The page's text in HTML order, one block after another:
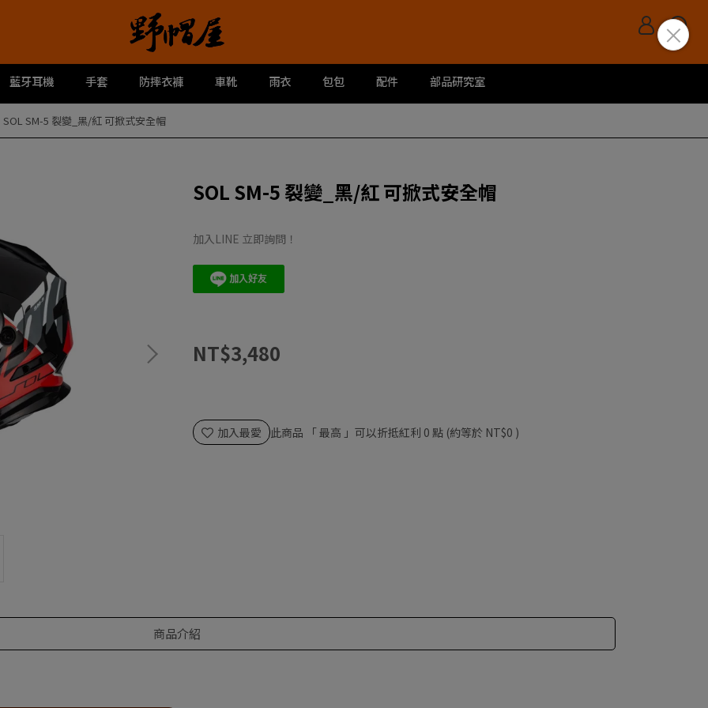
藍牙耳機 手套 防摔衣褲 車靴 雨衣 包包 配件 部品研究室
SOL SM-5 裂變_黑/紅 可掀式安全帽
SOL SM-5 裂變_黑/紅 可掀式安全帽
加入LINE 立即詢問！
NT$3,480
加入最愛 此商品 「 最高 」可以折抵紅利 0 點 (約等於 NT$0 )
商品介紹